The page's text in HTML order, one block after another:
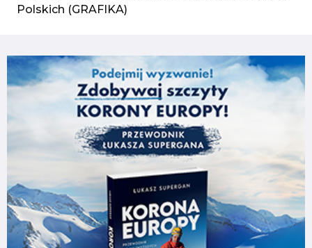
Polskich (GRAFIKA)